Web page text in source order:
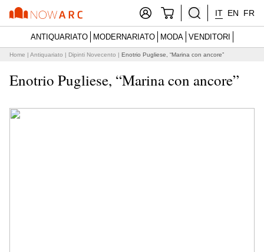
IT EN FR
ANTIQUARIATO MODERNARIATO MODA VENDITORI
Home | Antiquariato | Dipinti Novecento | Enotrio Pugliese, “Marina con ancore”
Enotrio Pugliese, “Marina con ancore”